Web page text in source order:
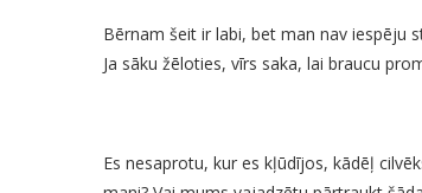
Bērnam šeit ir labi, bet man nav iespēju
Ja sāku žēloties, vīrs saka, lai braucu
Es nesaprotu, kur es kļūdījos, kādēļ